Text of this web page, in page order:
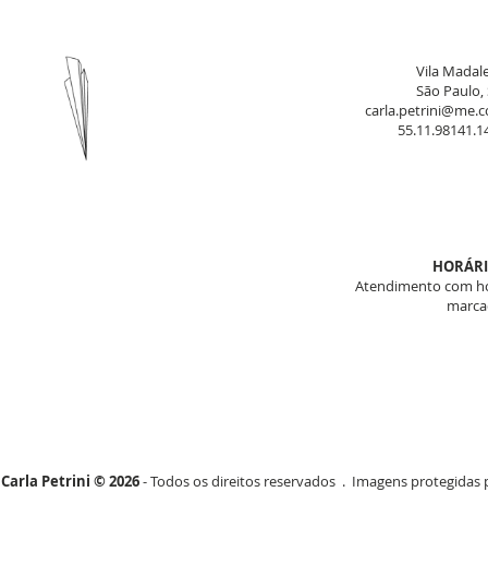
Vila
São Paulo,
Atendimento com
Carla Petrini © 2026- Todos os direitos reservados . Imagens